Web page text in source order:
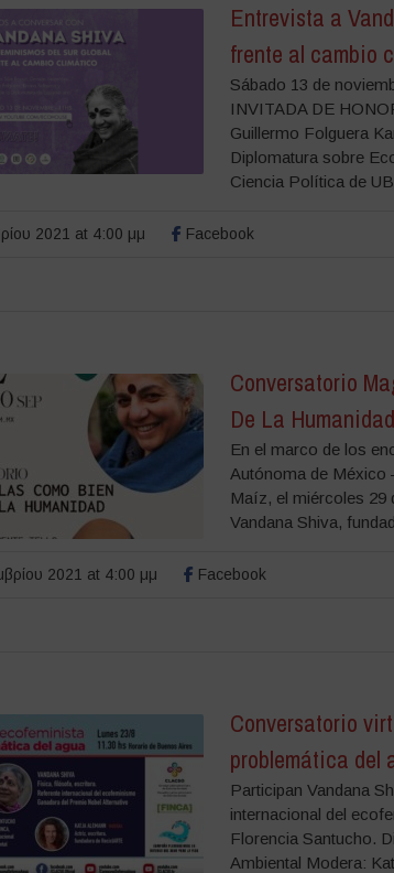
Entrevista a
frente al cambio
Sábado 13 de
INVITADA DE
Guillermo Folguera
Diplomatura sobre
Ciencia Política de
2021 at 4:00 μμ Facebook
Conversatorio
De La Humanidad
En el marco de los
Autónoma de México
Maíz, el miércoles 29
Vandana Shiva,
2021 at 4:00 μμ Facebook
Conversatorio
problemática del
Participan Vandana
internacional del
Florencia Santucho.
Ambiental Modera: